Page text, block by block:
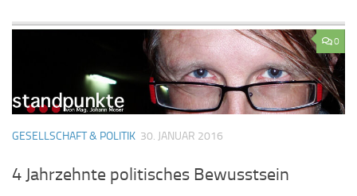
0
GESELLSCHAFT & POLITIK 30. JANUAR 2016
4 Jahrzehnte politisches Bewusstsein